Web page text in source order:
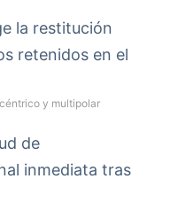
la restitución
retenidos en el
y multipolar
de
inmediata tras